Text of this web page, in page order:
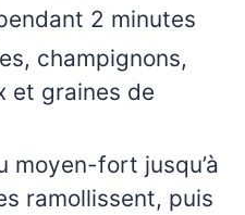
2 minutes
champignons,
et graines de
moyen-fort jusqu’à
ramollissent, puis